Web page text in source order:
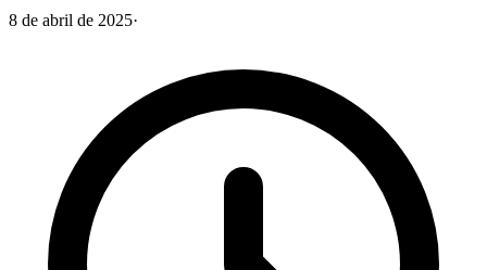
8 de abril de 2025·